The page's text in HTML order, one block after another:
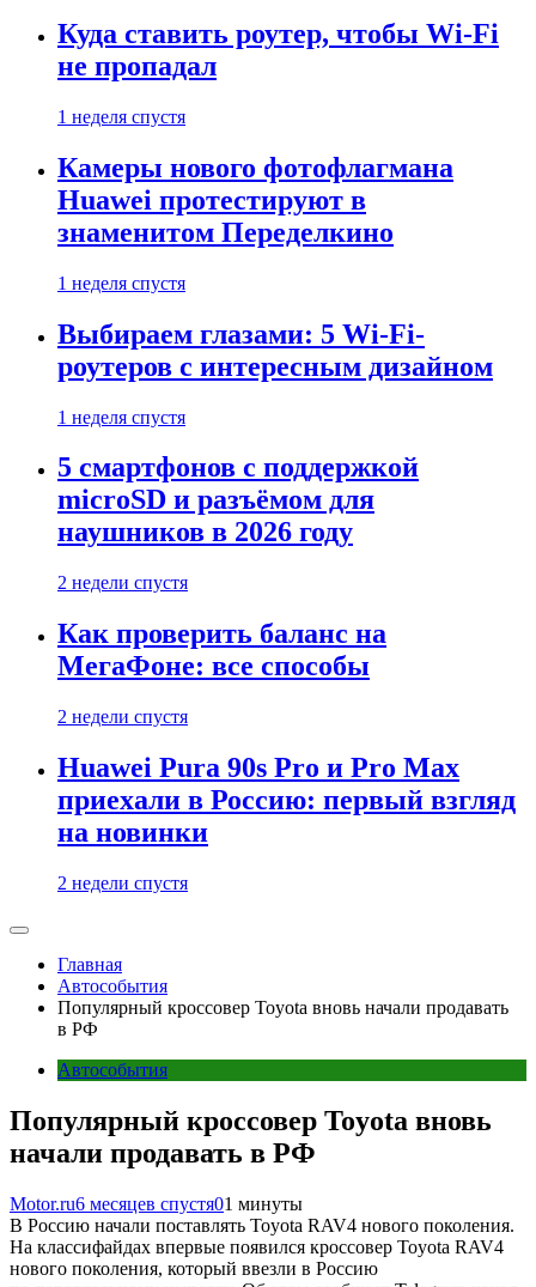
Куда ставить роутер, чтобы Wi-Fi
не пропадал
1 неделя спустя
Камеры нового фотофлагмана
Huawei протестируют в
знаменитом Переделкино
1 неделя спустя
Выбираем глазами: 5 Wi-Fi-
роутеров с интересным дизайном
1 неделя спустя
5 смартфонов с поддержкой
microSD и разъёмом для
наушников в 2026 году
2 недели спустя
Как проверить баланс на
МегаФоне: все способы
2 недели спустя
Huawei Pura 90s Pro и Pro Max
приехали в Россию: первый взгляд
на новинки
2 недели спустя
Главная
Автособытия
Популярный кроссовер Toyota вновь начали продавать
в РФ
Автособытия
Популярный кроссовер Toyota вновь
начали продавать в РФ
Motor.ru6 месяцев спустя01 минуты
В Россию начали поставлять Toyota RAV4 нового поколения.
На классифайдах впервые появился кроссовер Toyota RAV4
нового поколения, который ввезли в Россию